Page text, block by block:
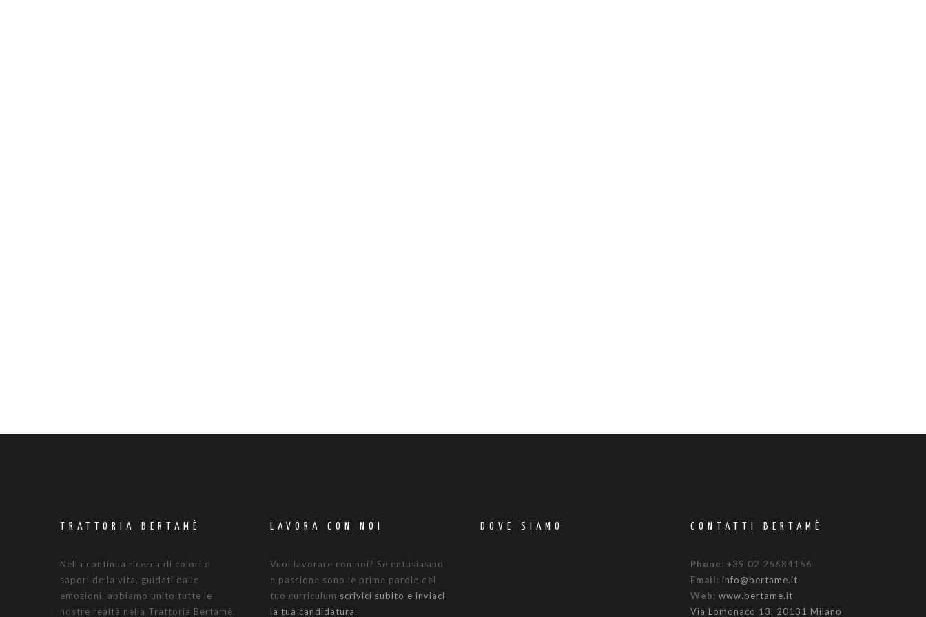
TRATTORIA BERTAMÈ
Nella continua ricerca di colori e
sapori della vita, guidati dalle
emozioni, abbiamo unito tutte le
nostre realtà nella Trattoria Bertamè.
LAVORA CON NOI
Vuoi lavorare con noi? Se entusiasmo
e passione sono le prime parole del
tuo curriculum scrivici subito e inviaci
la tua candidatura.
DOVE SIAMO CONTATTI BERTAMÈ
Phone: +39 02 26684156
Email: info@bertame.it
Web: www.bertame.it
Via Lomonaco 13, 20131 Milano